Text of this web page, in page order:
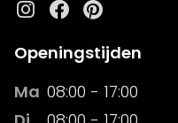
Instagram
Facebook
Pinterest
Openingstijden
Ma 08:00 - 17:00